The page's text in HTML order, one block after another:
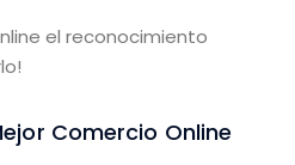
el reconocimiento
Comercio Online